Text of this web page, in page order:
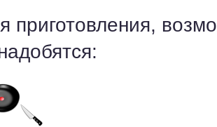
приготовления,